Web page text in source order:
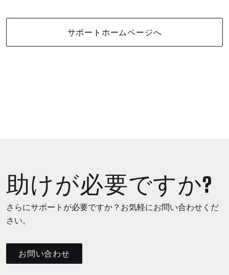
サポートホームページへ
助けが必要ですか?
さらにサポートが必要ですか？お気軽にお問い合わせくだ
さい。
お問い合わせ